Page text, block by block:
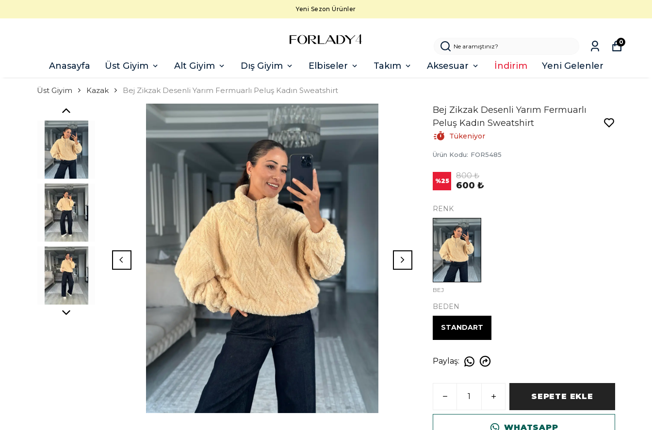
Yeni Sezon Ürünler
Anasayfa Üst Giyim Alt Giyim Dış Giyim Elbiseler Takım Aksesuar İndirim Yeni Gelenler
0
Üst Giyim Kazak Bej Zikzak Desenli Yarım Fermuarlı Peluş Kadın Sweatshirt
Bej Zikzak Desenli Yarım Fermuarlı
Peluş Kadın Sweatshirt
Tükeniyor
Ürün Kodu: FOR5485
%25
800 ₺
600 ₺
RENK
BEJ
BEDEN
STANDART
Paylaş:
SEPETE EKLE
WHATSAPP